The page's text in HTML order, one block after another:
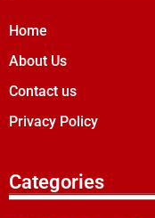
Home
About Us
Contact us
Privacy Policy
Categories